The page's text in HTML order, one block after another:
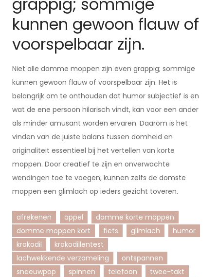
kunnen gewoon flauw of
voorspelbaar zijn.
Niet alle domme moppen zijn even grappig; sommige
kunnen gewoon flauw of voorspelbaar zijn. Het is
belangrijk om te onthouden dat humor subjectief is en
wat de ene persoon hilarisch vindt, kan voor een ander
als minder amusant worden ervaren. Daarom is het
vinden van de juiste balans tussen domheid en
originaliteit essentieel bij het vertellen van korte
moppen. Door creatief te zijn en onverwachte
wendingen toe te voegen, kunnen zelfs de domste
moppen een glimlach op ieders gezicht toveren.
afrekenen appel
domme korte moppen
domme moppen kort
fiets glimlach
humor
krokodil
krokodillentest
lachwekkende verzameling
ontspannen
sneeuwpop
spinnen telefoon
twee-takt